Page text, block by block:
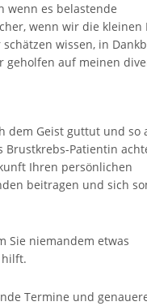
wenn es belastende
wenn wir die kleinen
wissen, in
geholfen auf meinen
dem Geist guttut und so
Brustkrebs-Patientin
Ihren persönlichen
beitragen und sich
Sie niemandem etwas
hilft.
Termine und